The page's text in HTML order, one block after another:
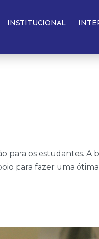
INSTITUCIONAL
para os estudantes. A
para fazer uma